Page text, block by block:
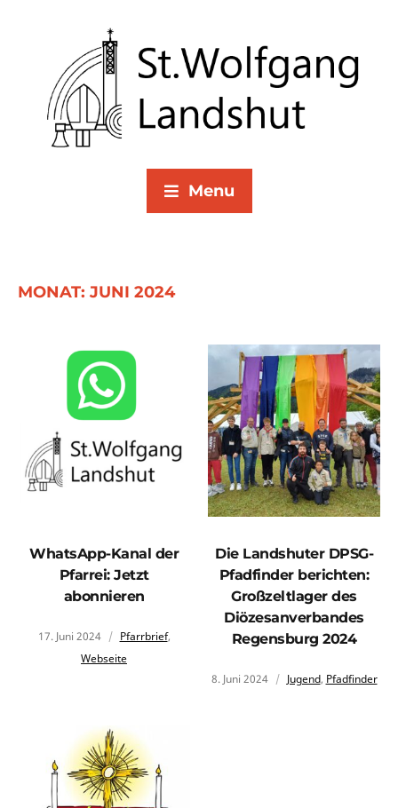
Menu
MONAT: JUNI 2024
WhatsApp-Kanal der
Pfarrei: Jetzt
abonnieren
17. Juni 2024 Pfarrbrief,
Webseite
Die Landshuter DPSG-
Pfadfinder berichten:
Großzeltlager des
Diözesanverbandes
Regensburg 2024
8. Juni 2024 Jugend, Pfadfinder